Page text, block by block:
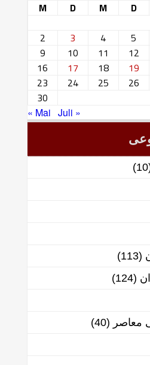
M
D M D
2
3 4 5
9
10 11 12
16
17 18 19
23
24 25 26
30
« Mai Juli »
(113)
(124)
معاصر (40)